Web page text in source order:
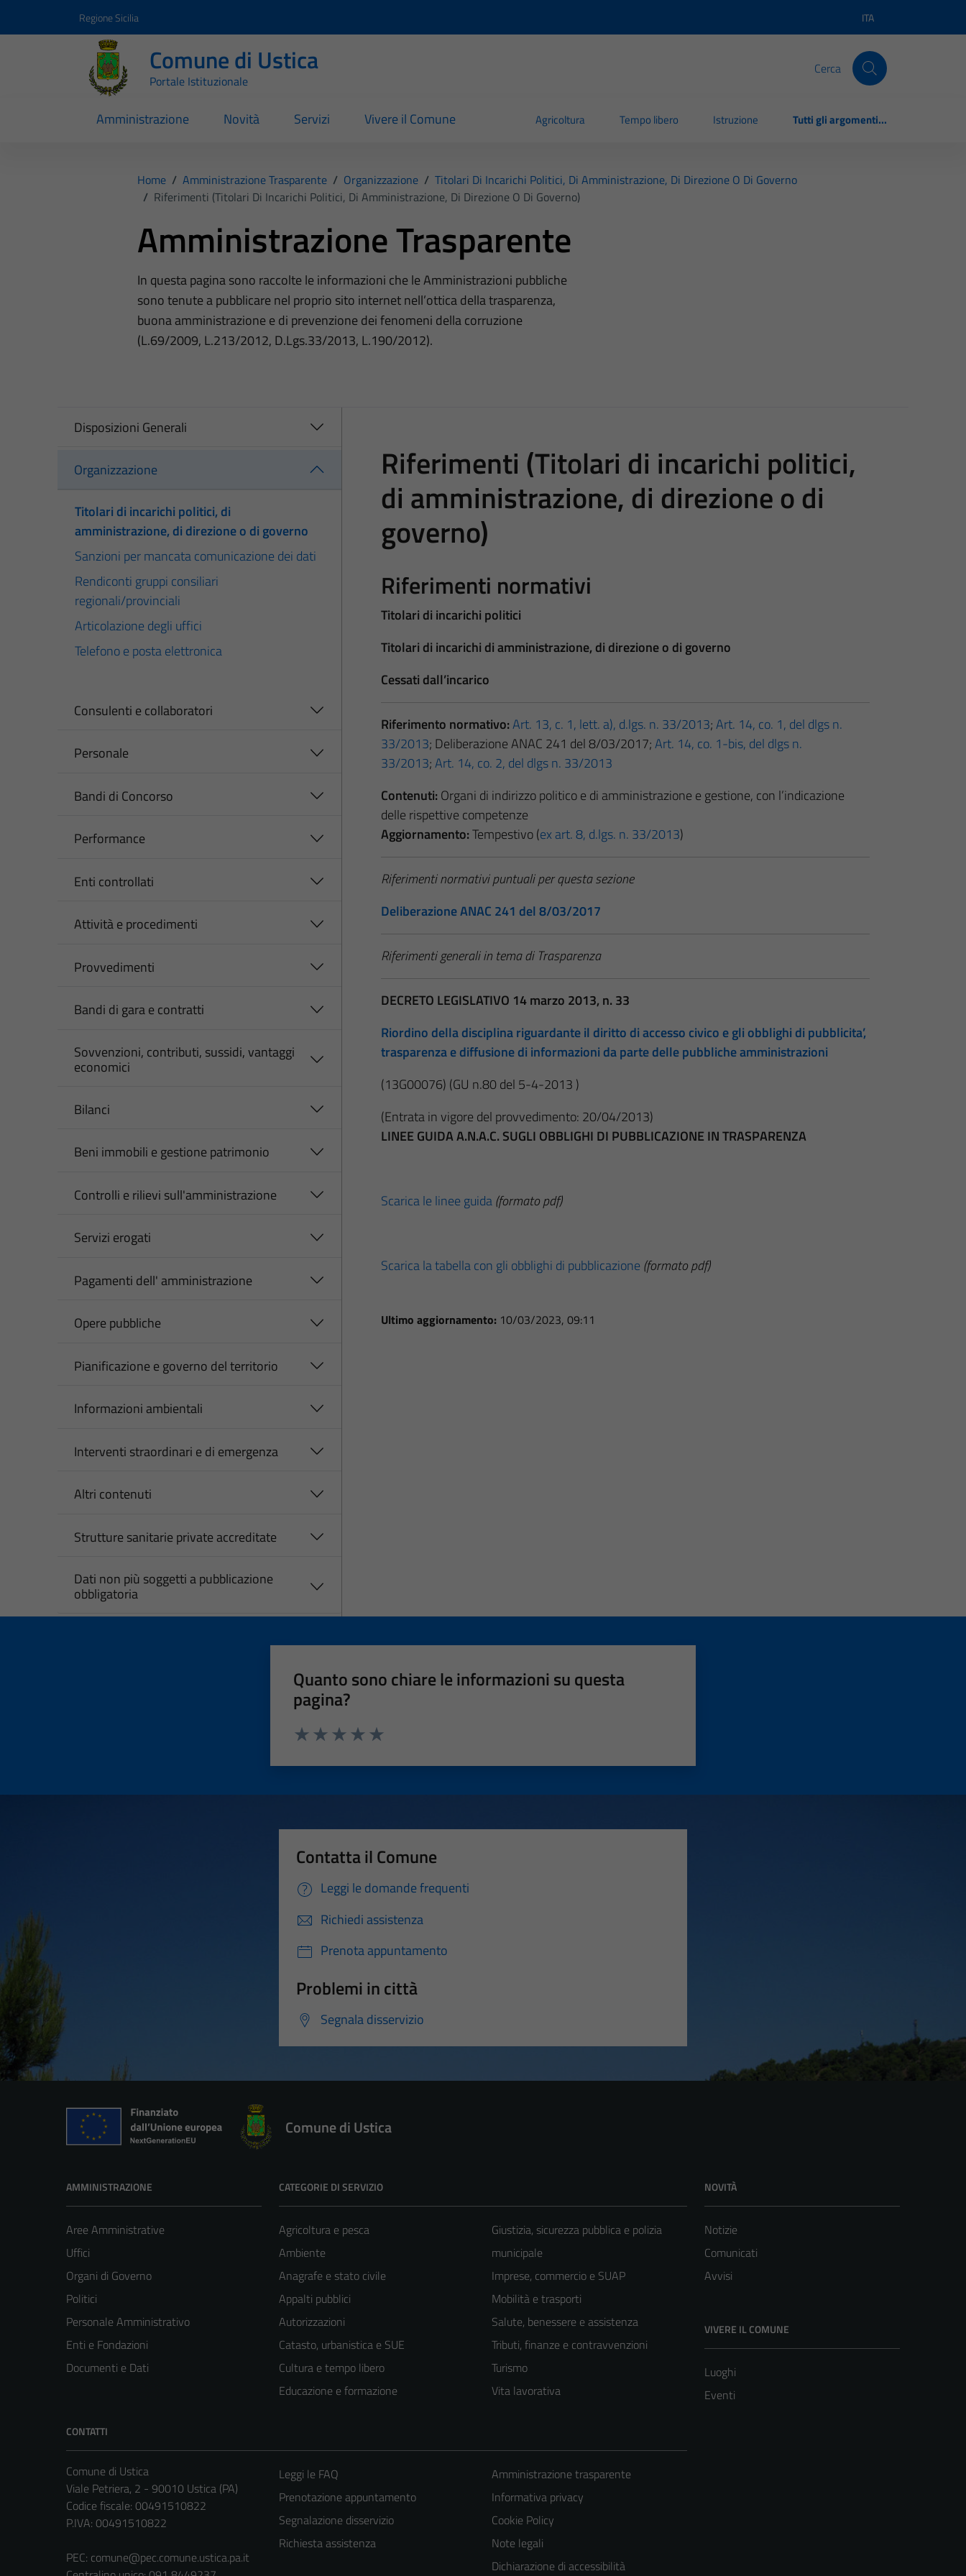
Regione Sicilia Lingua attiva:
ITA
Comune di Ustica
Portale Istituzionale
Cerca
Amministrazione Novità Servizi Vivere il Comune Agricoltura Tempo libero Istruzione Tutti gli argomenti...
Home / Amministrazione Trasparente / Organizzazione / Titolari Di Incarichi Politici, Di Amministrazione, Di Direzione O Di Governo
/ Riferimenti (Titolari Di Incarichi Politici, Di Amministrazione, Di Direzione O Di Governo)
Amministrazione Trasparente
In questa pagina sono raccolte le informazioni che le Amministrazioni pubbliche
sono tenute a pubblicare nel proprio sito internet nell’ottica della trasparenza,
buona amministrazione e di prevenzione dei fenomeni della corruzione
(L.69/2009, L.213/2012, D.Lgs.33/2013, L.190/2012).
Disposizioni Generali
Organizzazione
Titolari di incarichi politici, di
amministrazione, di direzione o di governo
Sanzioni per mancata comunicazione dei dati
Rendiconti gruppi consiliari
regionali/provinciali
Articolazione degli uffici
Telefono e posta elettronica
Consulenti e collaboratori
Personale
Bandi di Concorso
Performance
Enti controllati
Attività e procedimenti
Provvedimenti
Bandi di gara e contratti
Sovvenzioni, contributi, sussidi, vantaggi
economici
Bilanci
Beni immobili e gestione patrimonio
Controlli e rilievi sull'amministrazione
Servizi erogati
Pagamenti dell' amministrazione
Opere pubbliche
Pianificazione e governo del territorio
Informazioni ambientali
Interventi straordinari e di emergenza
Altri contenuti
Strutture sanitarie private accreditate
Dati non più soggetti a pubblicazione
obbligatoria
Riferimenti (Titolari di incarichi politici,
di amministrazione, di direzione o di
governo)
Riferimenti normativi
Titolari di incarichi politici
Titolari di incarichi di amministrazione, di direzione o di governo
Cessati dall’incarico
Riferimento normativo:Art. 13, c. 1, lett. a), d.lgs. n. 33/2013;Art. 14, co. 1, del dlgs n.
33/2013; Deliberazione ANAC 241 del 8/03/2017;Art. 14, co. 1-bis, del dlgs n.
33/2013;Art. 14, co. 2, del dlgs n. 33/2013
Contenuti: Organi di indirizzo politico e di amministrazione e gestione, con l’indicazione
delle rispettive competenze
Aggiornamento:Tempestivo (ex art. 8, d.lgs. n. 33/2013)
Riferimenti normativi puntuali per questa sezione
Deliberazione ANAC 241 del 8/03/2017
Riferimenti generali in tema di Trasparenza
DECRETO LEGISLATIVO 14 marzo 2013, n. 33
Riordino della disciplina riguardante il diritto di accesso civico e gli obblighi di pubblicita’,
trasparenza e diffusione di informazioni da parte delle pubbliche amministrazioni
(13G00076) (GU n.80 del 5-4-2013 )
(Entrata in vigore del provvedimento: 20/04/2013)
LINEE GUIDA A.N.A.C. SUGLI OBBLIGHI DI PUBBLICAZIONE IN TRASPARENZA
Scarica le linee guida(formato pdf)
Scarica la tabella con gli obblighi di pubblicazione (formato pdf)
Ultimo aggiornamento: 10/03/2023, 09:11
Quanto sono chiare le informazioni su questa
pagina?
Contatta il Comune
Leggi le domande frequenti
Richiedi assistenza
Prenota appuntamento
Problemi in città
Segnala disservizio
Comune di Ustica
AMMINISTRAZIONE
Aree Amministrative
Uffici
Organi di Governo
Politici
Personale Amministrativo
Enti e Fondazioni
Documenti e Dati
CATEGORIE DI SERVIZIO
Agricoltura e pesca
Ambiente
Anagrafe e stato civile
Appalti pubblici
Autorizzazioni
Catasto, urbanistica e SUE
Cultura e tempo libero
Educazione e formazione
Giustizia, sicurezza pubblica e polizia
municipale
Imprese, commercio e SUAP
Mobilità e trasporti
Salute, benessere e assistenza
Tributi, finanze e contravvenzioni
Turismo
Vita lavorativa
NOVITÀ
Notizie
Comunicati
Avvisi
VIVERE IL COMUNE
Luoghi
Eventi
CONTATTI
Comune di Ustica
Viale Petriera, 2 - 90010 Ustica (PA)
Codice fiscale: 00491510822
P.IVA: 00491510822
PEC: comune@pec.comune.ustica.pa.it
Leggi le FAQ
Prenotazione appuntamento
Segnalazione disservizio
Richiesta assistenza
Amministrazione trasparente
Informativa privacy
Cookie Policy
Note legali
Dichiarazione di accessibilità
Tecnici
Questi cookie
sono necessari
per il
funzionamento
del sito e non